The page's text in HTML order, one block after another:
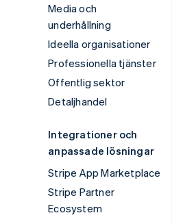
Media och
underhållning
Ideella organisationer
Professionella tjänster
Offentlig sektor
Detaljhandel
Integrationer och
anpassade lösningar
Stripe App Marketplace
Stripe Partner
Ecosystem